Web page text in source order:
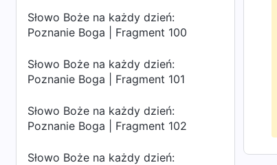
Słowo Boże na każdy dzień:
Poznanie Boga | Fragment 100
Słowo Boże na każdy dzień:
Poznanie Boga | Fragment 101
Słowo Boże na każdy dzień:
Poznanie Boga | Fragment 102
Słowo Boże na każdy dzień: